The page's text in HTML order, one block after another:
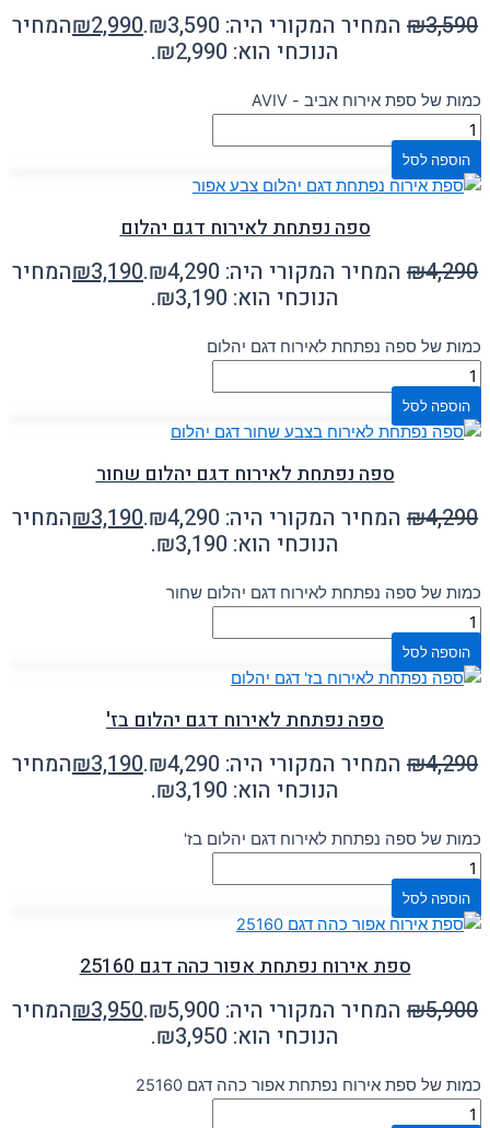
₪3,590 המחיר המקורי היה: ₪3,590. ₪2,990
המחיר
הנוכחי הוא: ₪2,990.
כמות של ספת אירוח אביב - AVIV
הוספה לסל
ספה נפתחת לאירוח דגם יהלום
₪4,290 המחיר המקורי היה: ₪4,290. ₪3,190
המחיר
הנוכחי הוא: ₪3,190.
כמות של ספה נפתחת לאירוח דגם יהלום
הוספה לסל
ספה נפתחת לאירוח דגם יהלום שחור
₪4,290 המחיר המקורי היה: ₪4,290. ₪3,190
המחיר
הנוכחי הוא: ₪3,190.
כמות של ספה נפתחת לאירוח דגם יהלום שחור
הוספה לסל
ספה נפתחת לאירוח דגם יהלום בז'
₪4,290 המחיר המקורי היה: ₪4,290. ₪3,190
המחיר
הנוכחי הוא: ₪3,190.
כמות של ספה נפתחת לאירוח דגם יהלום בז'
הוספה לסל
ספת אירוח נפתחת אפור כהה דגם 25160
₪5,900 המחיר המקורי היה: ₪5,900. ₪3,950
המחיר
הנוכחי הוא: ₪3,950.
כמות של ספת אירוח נפתחת אפור כהה דגם 25160